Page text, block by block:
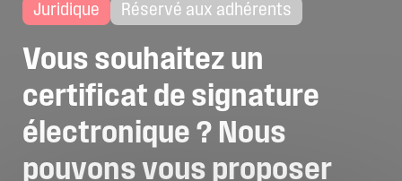
Juridique Réservé aux adhérents
Vous souhaitez un
certificat de signature
électronique ? Nous
pouvonsvous proposer